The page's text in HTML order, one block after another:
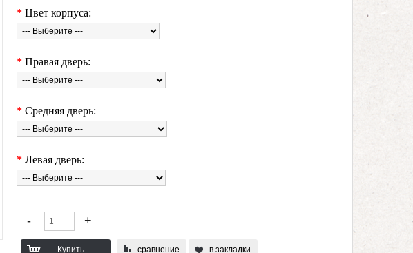
* Цвет корпуса:
* Правая дверь:
* Средняя дверь:
* Левая дверь:
сравнение в закладки